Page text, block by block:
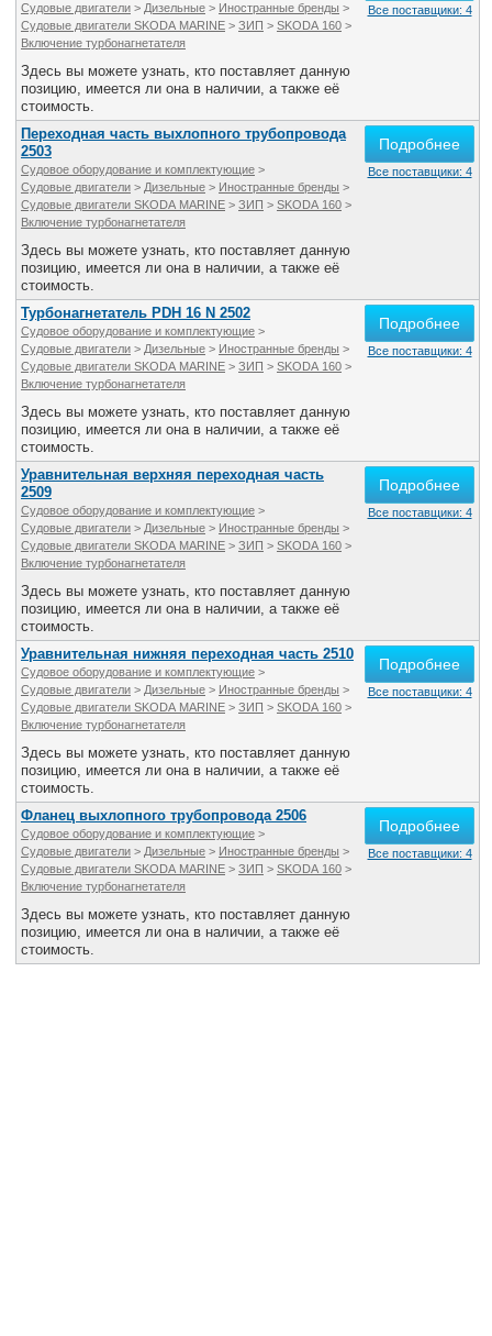
Судовые двигатели > Дизельные > Иностранные бренды >
Судовые двигатели SKODA MARINE > ЗИП > SKODA 160 >
Включение турбонагнетателя
Здесь вы можете узнать, кто поставляет данную
позицию, имеется ли она в наличии, а также её
стоимость.
Все поставщики: 4
Переходная часть выхлопного трубопровода
2503
Судовое оборудование и комплектующие >
Судовые двигатели > Дизельные > Иностранные бренды >
Судовые двигатели SKODA MARINE > ЗИП > SKODA 160 >
Включение турбонагнетателя
Здесь вы можете узнать, кто поставляет данную
позицию, имеется ли она в наличии, а также её
стоимость.
Подробнее
Все поставщики: 4
Турбонагнетатель PDH 16 N 2502
Судовое оборудование и комплектующие >
Судовые двигатели > Дизельные > Иностранные бренды >
Судовые двигатели SKODA MARINE > ЗИП > SKODA 160 >
Включение турбонагнетателя
Здесь вы можете узнать, кто поставляет данную
позицию, имеется ли она в наличии, а также её
стоимость.
Подробнее
Все поставщики: 4
Уравнительная верхняя переходная часть
2509
Судовое оборудование и комплектующие >
Судовые двигатели > Дизельные > Иностранные бренды >
Судовые двигатели SKODA MARINE > ЗИП > SKODA 160 >
Включение турбонагнетателя
Здесь вы можете узнать, кто поставляет данную
позицию, имеется ли она в наличии, а также её
стоимость.
Подробнее
Все поставщики: 4
Уравнительная нижняя переходная часть 2510
Судовое оборудование и комплектующие >
Судовые двигатели > Дизельные > Иностранные бренды >
Судовые двигатели SKODA MARINE > ЗИП > SKODA 160 >
Включение турбонагнетателя
Здесь вы можете узнать, кто поставляет данную
позицию, имеется ли она в наличии, а также её
стоимость.
Подробнее
Все поставщики: 4
Фланец выхлопного трубопровода 2506
Судовое оборудование и комплектующие >
Судовые двигатели > Дизельные > Иностранные бренды >
Судовые двигатели SKODA MARINE > ЗИП > SKODA 160 >
Включение турбонагнетателя
Здесь вы можете узнать, кто поставляет данную
позицию, имеется ли она в наличии, а также её
стоимость.
Подробнее
Все поставщики: 4